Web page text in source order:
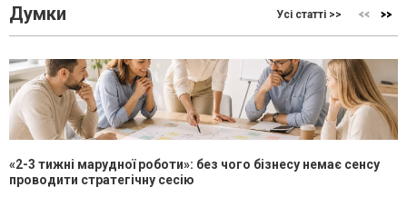
Думки Усі статті >>
«2-3 тижні марудної роботи»: без чого бізнесу немає сенсу
проводити стратегічну сесію